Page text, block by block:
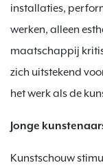
installaties,
werken, alleen
maatschappij
zich uitstekend
het werk als de
Jonge
Kunstschouw